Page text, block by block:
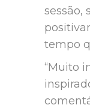
sessão,
tempo
“Muito